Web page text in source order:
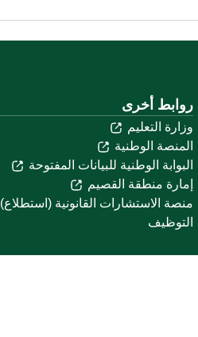
روابط أخرى
وزارة التعليم
المنصة الوطنية
البوابة الوطنية للبيانات المفتوحة
إمارة منطقة القصيم
منصة الاستشارات القانونية (استطلاع)
التوظيف